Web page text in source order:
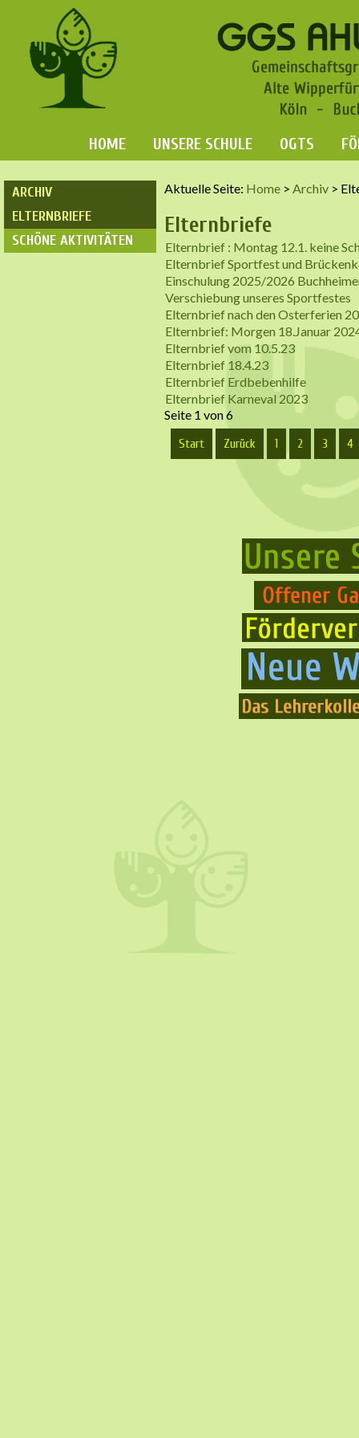
HOME UNSERE SCHULE OGTS
ARCHIV
ELTERNBRIEFE
SCHÖNE AKTIVITÄTEN
Aktuelle Seite: Home > Archiv >
Elternbriefe
Elternbrief : Montag 12.1. keine
Elternbrief Sportfest und
Einschulung 2025/2026
Verschiebung unseres Sportfestes
Elternbrief nach den Osterferien
Elternbrief: Morgen 18.Januar
Elternbrief vom 10.5.23
Elternbrief 18.4.23
Elternbrief Erdbebenhilfe
Elternbrief Karneval 2023
Seite 1 von 6
Start Zurück 1 2 3 4